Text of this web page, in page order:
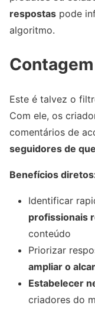
respostas pode
algoritmo.
Este é talvez o
Com ele, os
comentários de
seguidores de
Benefícios
Identificar
profissionais
conteúdo
Priorizar
ampliar o
Estabelecer
criadores do